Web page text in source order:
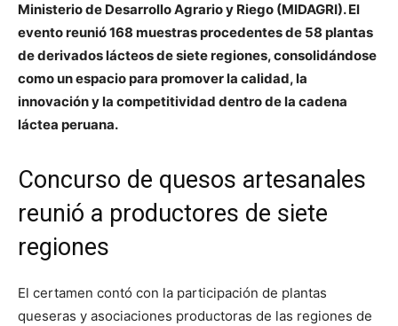
Ministerio de Desarrollo Agrario y Riego (MIDAGRI). El
evento reunió 168 muestras procedentes de 58 plantas
de derivados lácteos de siete regiones, consolidándose
como un espacio para promover la calidad, la
innovación y la competitividad dentro de la cadena
láctea peruana.
Concurso de quesos artesanales
reunió a productores de siete
regiones
El certamen contó con la participación de plantas
queseras y asociaciones productoras de las regiones de